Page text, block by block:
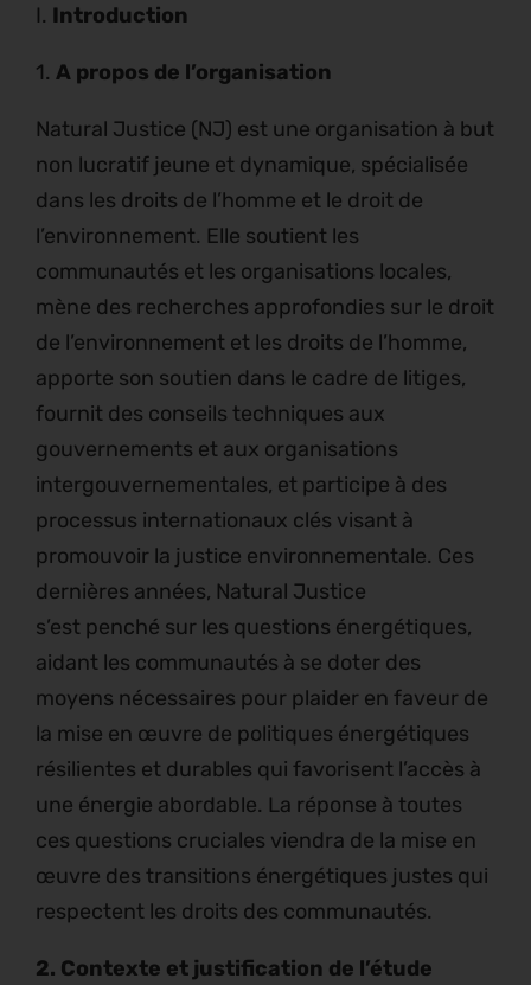
I. Introduction
1. A propos de l’organisation
Natural Justice (NJ) est une organisation à but
non lucratif jeune et dynamique, spécialisée
dans les droits de l’homme et le droit de
l’environnement. Elle soutient les
communautés et les organisations locales,
mène des recherches approfondies sur le droit
de l’environnement et les droits de l’homme,
apporte son soutien dans le cadre de litiges,
fournit des conseils techniques aux
gouvernements et aux organisations
intergouvernementales, et participe à des
processus internationaux clés visant à
promouvoir la justice environnementale. Ces
dernières années, Natural Justice
s’est penché sur les questions énergétiques,
aidant les communautés à se doter des
moyens nécessaires pour plaider en faveur de
la mise en œuvre de politiques énergétiques
résilientes et durables qui favorisent l’accès à
une énergie abordable. La réponse à toutes
ces questions cruciales viendra de la mise en
œuvre des transitions énergétiques justes qui
respectent les droits des communautés.
2. Contexte et justification de l’étude